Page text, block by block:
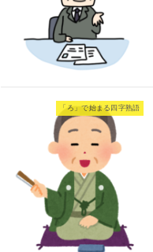
「ろ」で始まる四字熟語